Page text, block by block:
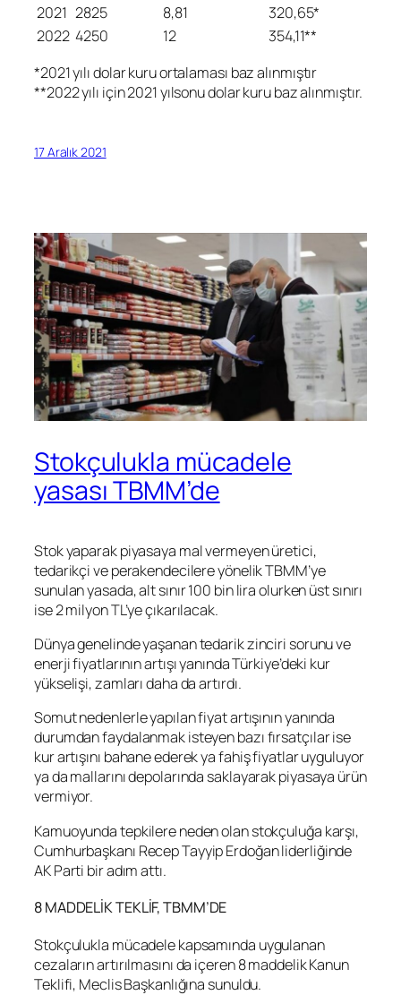
2021 2825 8,81
320,65*
2022 4250 12
354,11**
*2021 yılı dolar kuru ortalaması baz alınmıştır
**2022 yılı için 2021 yılsonu dolar kuru baz alınmıştır.
17 Aralık 2021
Stokçulukla mücadele
yasası TBMM’de
Stok yaparak piyasaya mal vermeyen üretici,
tedarikçi ve perakendecilere yönelik TBMM’ye
sunulan yasada, alt sınır 100 bin lira olurken üst sınırı
ise 2 milyon TL’ye çıkarılacak.
Dünya genelinde yaşanan tedarik zinciri sorunu ve
enerji fiyatlarının artışı yanında Türkiye’deki kur
yükselişi, zamları daha da artırdı.
Somut nedenlerle yapılan fiyat artışının yanında
durumdan faydalanmak isteyen bazı fırsatçılar ise
kur artışını bahane ederek ya fahiş fiyatlar uyguluyor
ya da mallarını depolarında saklayarak piyasaya ürün
vermiyor.
Kamuoyunda tepkilere neden olan stokçuluğa karşı,
Cumhurbaşkanı Recep Tayyip Erdoğan liderliğinde
AK Parti bir adım attı.
8 MADDELİK TEKLİF, TBMM’DE
Stokçulukla mücadele kapsamında uygulanan
cezaların artırılmasını da içeren 8 maddelik Kanun
Teklifi, Meclis Başkanlığına sunuldu.